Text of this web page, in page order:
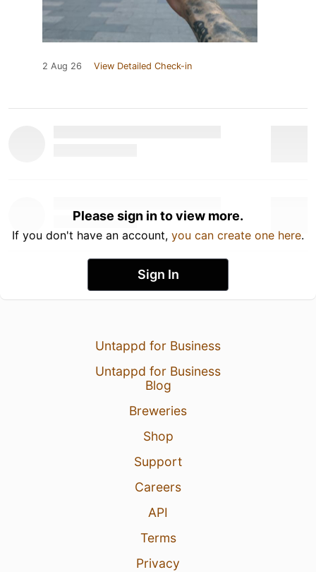
2 Aug 26 View Detailed Check-in
Please sign in to view more.
If you don't have an account, you can create one here.
Sign In
Untappd for Business
Untappd for Business
Blog
Breweries
Shop
Support
Careers
API
Terms
Privacy